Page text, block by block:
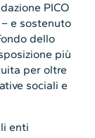
PICO
e sostenuto
dello
più
per oltre
sociali e
enti